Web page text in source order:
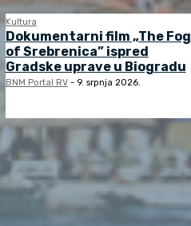
Kultura
Dokumentarni film „The Fog
of Srebrenica” ispred
Gradske uprave u Biogradu
BNM Portal RV - 9. srpnja 2026.